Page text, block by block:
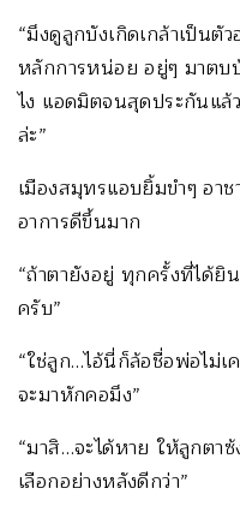
“มึงดูลูกบังเกิดเกล้าเป็นตั
หลักการหน่อย อยู่ๆ มาตบ
ไง แอดมิตจนสุดประกันแล้
ล่ะ”
เมืองสมุทรแอบยิ้มขำๆ อาช
อาการดีขึ้นมาก
“ถ้าตายังอยู่ ทุกครั้งที่ได้ยิ
ครับ”
“ใช่ลูก…ไอ้นี่ก็ล้อชื่อพ่อไม่เ
จะมาหักคอมึง”
“มาสิ…จะได้หาย ให้ลูกต
เลือกอย่างหลังดีกว่า”